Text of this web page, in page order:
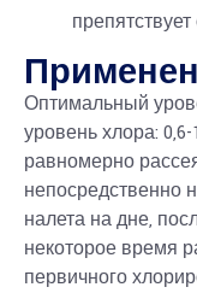
Оптимальный
уровень хлора:
равномерно
непосредственно
налета на дне,
некоторое время
первичного